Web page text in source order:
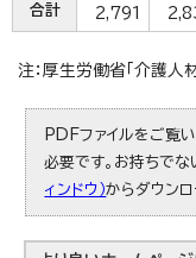
合計 2,791
注：厚生労働省「介護人
PDFファイルをご覧い
必要です。お持ちでな
ィンドウ）からダウンロ